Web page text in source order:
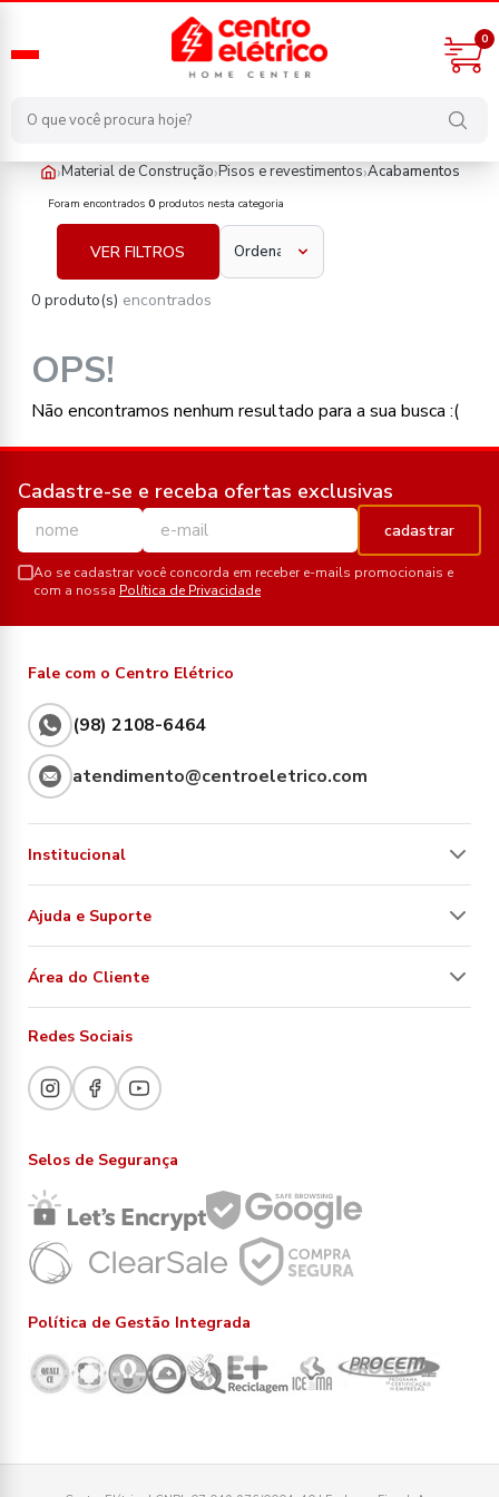
0
›Material de Construção›Pisos e revestimentos›Acabamentos
material-de-construcao/pisos-e-revestimentos/acabamentos
Foram encontrados 0 produtos nesta categoria
VER FILTROS
0 produto(s) encontrados
OPS!
Não encontramos nenhum resultado para a sua busca :(
Cadastre-se e receba ofertas exclusivas
cadastrar
Ao se cadastrar você concorda em receber e-mails promocionais e
com a nossa Política de Privacidade
Fale com o Centro Elétrico
(98) 2108-6464
atendimento@centroeletrico.com
Institucional
Ajuda e Suporte
Área do Cliente
Redes Sociais
Selos de Segurança
Política de Gestão Integrada